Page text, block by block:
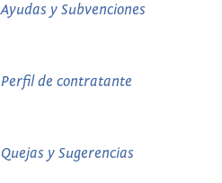
Ayudas y Subvenciones
Perfil de contratante
Quejas y Sugerencias